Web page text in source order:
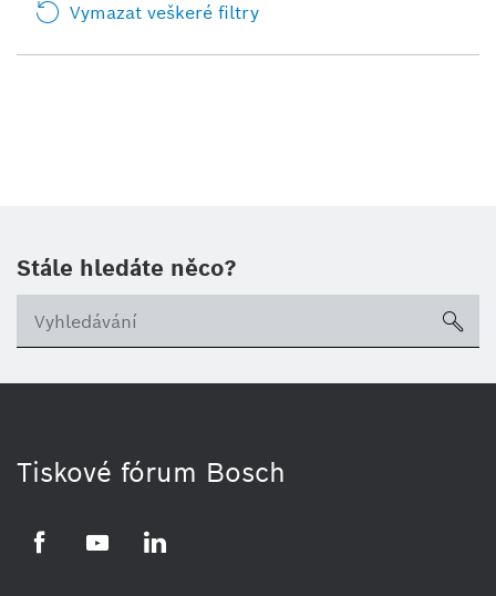
Vymazat veškeré filtry
Stále hledáte něco?
Tiskové fórum Bosch